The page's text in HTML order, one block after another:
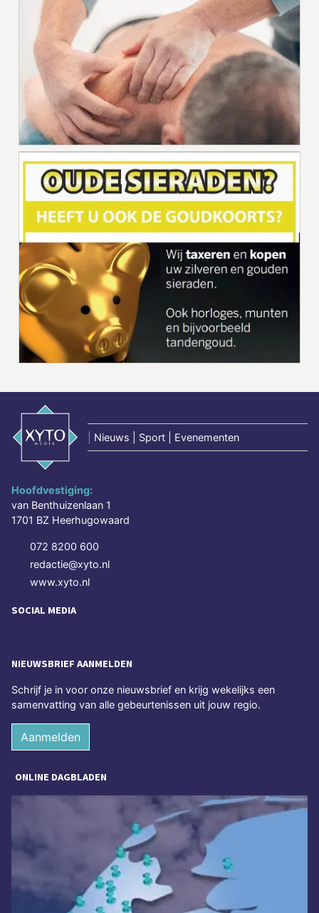
Nieuws | Sport | Evenementen
Hoofdvestiging:
van Benthuizenlaan 1
1701 BZ Heerhugowaard
072 8200 600
redactie@xyto.nl
www.xyto.nl
SOCIAL MEDIA
NIEUWSBRIEF AANMELDEN
Schrijf je in voor onze nieuwsbrief en krijg wekelijks een
samenvatting van alle gebeurtenissen uit jouw regio.
Aanmelden
ONLINE DAGBLADEN